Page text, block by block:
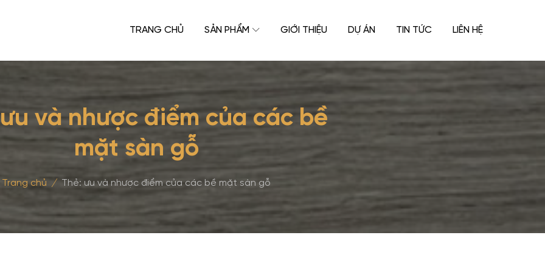
TRANG CHỦ SẢN PHẨM GIỚI THIỆU DỰ ÁN TIN TỨC LIÊN HỆ
ưu và nhược điểm của các bề
mặt sàn gỗ
Trang chủ / Thẻ:ưu và nhược điểm của các bề mặt sàn gỗ